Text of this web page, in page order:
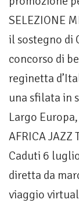
SELEZIONE
il sostegno di
concorso di
reginetta
una sfilata in
Largo
AFRICA JAZZ
Caduti 6
diretta da
viaggio